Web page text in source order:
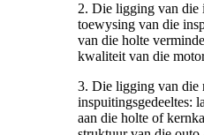
2. Die ligging van die
toewysing van die
van die holte
kwaliteit van die
3. Die ligging van die
inspuitingsgedeeltes:
aan die holte of